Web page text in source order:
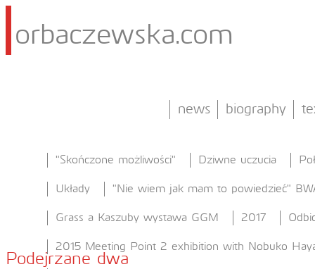
orbaczewska.com
news biography
"Skończone możliwości" Dziwne uczucia
Układy "Nie wiem jak mam to powiedzieć"
Grass a Kaszuby wystawa GGM 2017
2015 Meeting Point 2 exhibition with Nobuko
Podejrzane dwa